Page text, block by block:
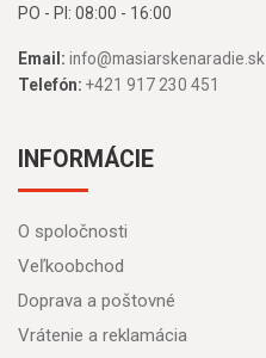
PO - PI: 08:00 - 16:00
Email: info@masiarskenaradie.sk
Telefón: +421 917 230 451
INFORMÁCIE
O spoločnosti
Veľkoobchod
Doprava a poštovné
Vrátenie a reklamácia